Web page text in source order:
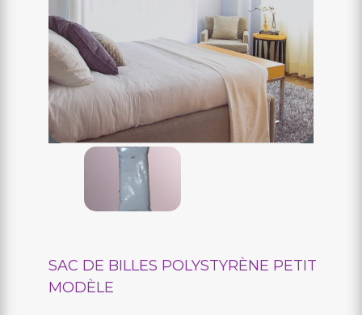
> >
SAC DE BILLES POLYSTYRÈNE PETIT
MODÈLE